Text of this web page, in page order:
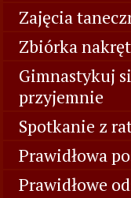
Zajęcia
Zbiórka
Gimnastykuj
przyjemnie
Spotkanie z
Prawidłowa
Prawidłowe